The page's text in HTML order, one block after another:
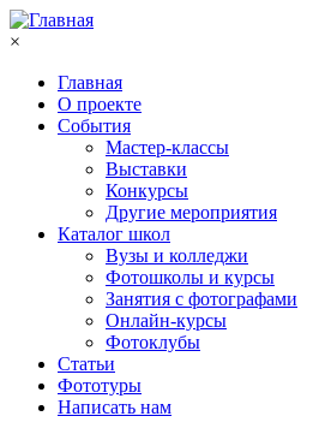
Перейти к основному содержанию
×
Главная
О проекте
События
Мастер-классы
Выставки
Конкурсы
Другие мероприятия
Каталог школ
Вузы и колледжи
Фотошколы и курсы
Занятия с фотографами
Онлайн-курсы
Фотоклубы
Статьи
Фототуры
Написать нам